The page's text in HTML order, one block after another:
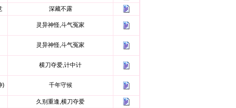
深藏不露
灵异神怪,斗气冤家
灵异神怪,斗气冤家
横刀夺爱,计中计
) 千年守候
久别重逢,横刀夺爱